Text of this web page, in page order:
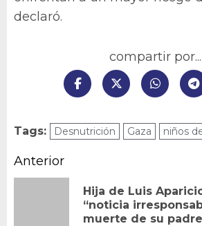
declaró.
compartir por...
Tags: Desnutrición Gaza niños
Navegación
entradas
Anterior
Hija de Luis
“noticia
muerte de su padre